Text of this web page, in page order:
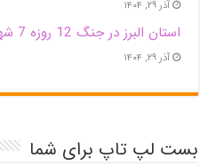
آذر ۲۹, ۱۴۰۴
استان البرز در جنگ 12 روزه 7 شهید دانشجو تقدیم انقلاب کرد
آذر ۲۹, ۱۴۰۴
بست لپ تاپ برای شما